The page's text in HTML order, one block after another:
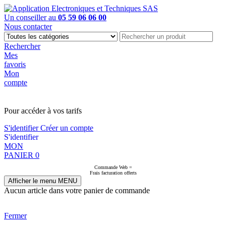
Un conseiller au 05 59 06 06 00
Nous contacter
Rechercher
Mes
favoris
Mon
compte
Pour accéder à vos tarifs
S'identifierCréer un compte
S'identifier
MON
PANIER 0
Commande Web =
Frais facturation offerts
Afficher le menu MENU
Aucun article dans votre panier de commande
Fermer